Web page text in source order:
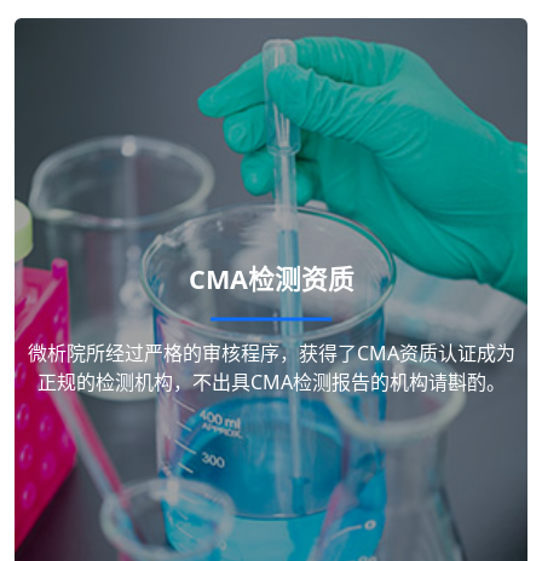
CMA检测资质
微析院所经过严格的审核程序，获得了CMA资质认证成为
正规的检测机构，不出具CMA检测报告的机构请斟酌。